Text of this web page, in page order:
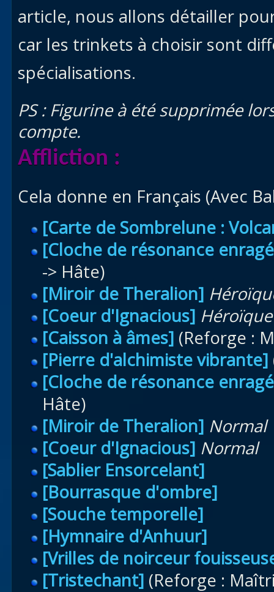
article, nous allons détailler
car les trinkets à choisir sont
spécialisations.
PS : Figurine à été supprimée
compte.
Affliction :
Cela donne en Français (Avec
[Carte de Sombrelune :
[Cloche de résonance
-> Hâte)
[Miroir de Theralion]
[Coeur d'Ignacious] Héroïque
[Caisson à âmes] (Reforge :
[Pierre d'alchimiste vibrante]
[Cloche de résonance
Hâte)
[Miroir de Theralion] Normal
[Coeur d'Ignacious] Normal
[Sablier Ensorcelant]
[Bourrasque d'ombre]
[Souche temporelle]
[Hymnaire d'Anhuur]
[Vrilles de noirceur
[Tristechant] (Reforge :